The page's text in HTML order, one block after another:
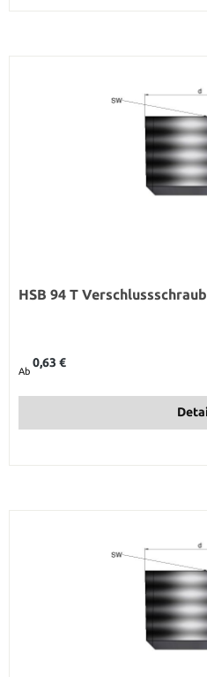
HSB 94 T
Ab
0,63 €